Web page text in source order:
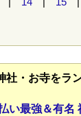
・お寺をラ
い最強＆有名